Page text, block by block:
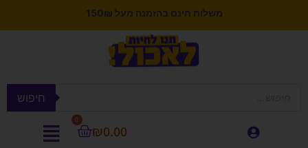
משלוח חינם בהזמנה מעל 150₪
חיפוש
₪0.00
0